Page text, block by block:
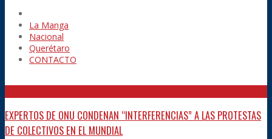
La Manga
Nacional
Querétaro
CONTACTO
EXPERTOS DE ONU CONDENAN “INTERFERENCIAS” A LAS PROTESTAS
DE COLECTIVOS EN EL MUNDIAL